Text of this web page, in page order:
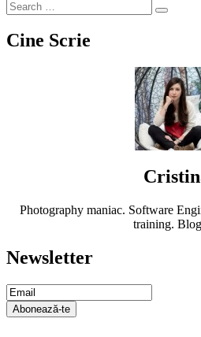
Cine Scrie
Photography maniac. Software
training.
Newsletter
Email
Subscription
Abonează-te